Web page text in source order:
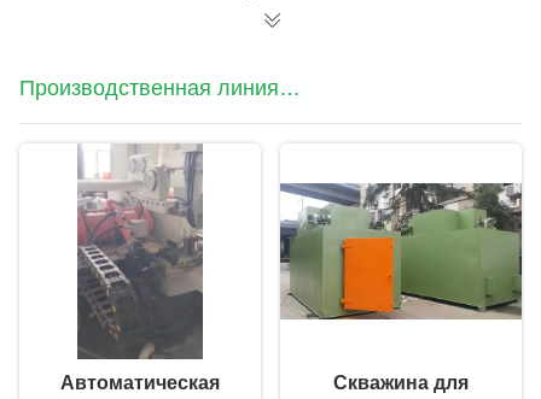
Производственная линия
электродов / сварочных стержней
Автоматическая
Скважина для